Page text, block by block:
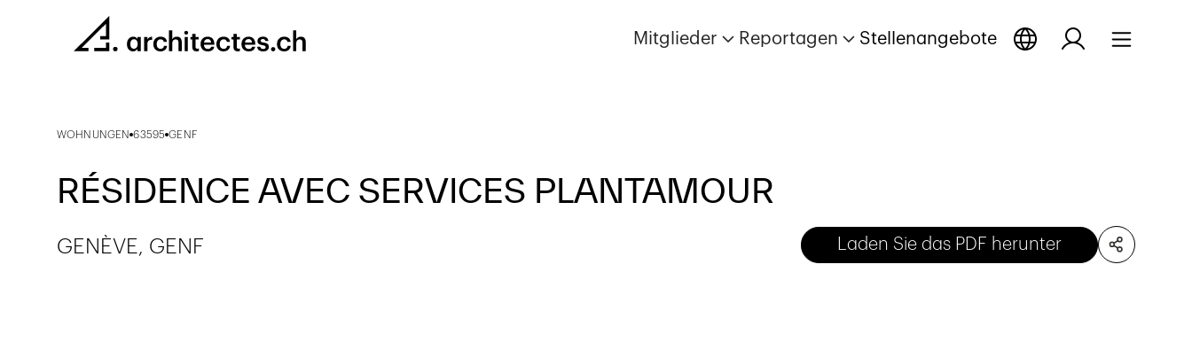
Mitglieder Reportagen Stellenangebote
WOHNUNGEN 63595 GENF
RÉSIDENCE AVEC SERVICES PLANTAMOUR
GENÈVE, GENF Laden Sie das PDF herunter